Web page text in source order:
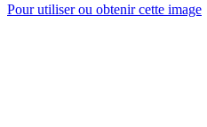
Pour utiliser ou obtenir cette image